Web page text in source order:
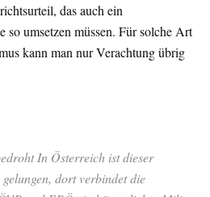
das auch ein
so umsetzen müssen. Für solche Art
kann man nur Verachtung übrig
In Österreich ist dieser
dort verbindet die